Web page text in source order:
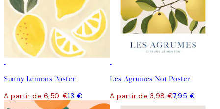
Sunny Lemons Poster
A partir de 6,50 €13 €
Les Agrumes No1 Poster
A partir de 3,98 €7,95 €